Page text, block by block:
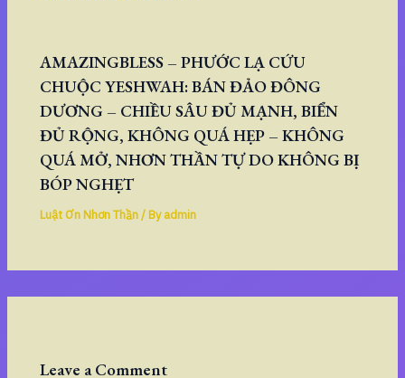
AMAZINGBLESS – PHƯỚC LẠ CỨU
CHUỘC YESHWAH: BÁN ĐẢO ĐÔNG
DƯƠNG – CHIỀU SÂU ĐỦ MẠNH, BIỂN
ĐỦ RỘNG, KHÔNG QUÁ HẸP – KHÔNG
QUÁ MỞ, NHƠN THẦN TỰ DO KHÔNG BỊ
BÓP NGHẸT
Luật Ơn Nhơn Thần/ Byadmin
Leave a Comment